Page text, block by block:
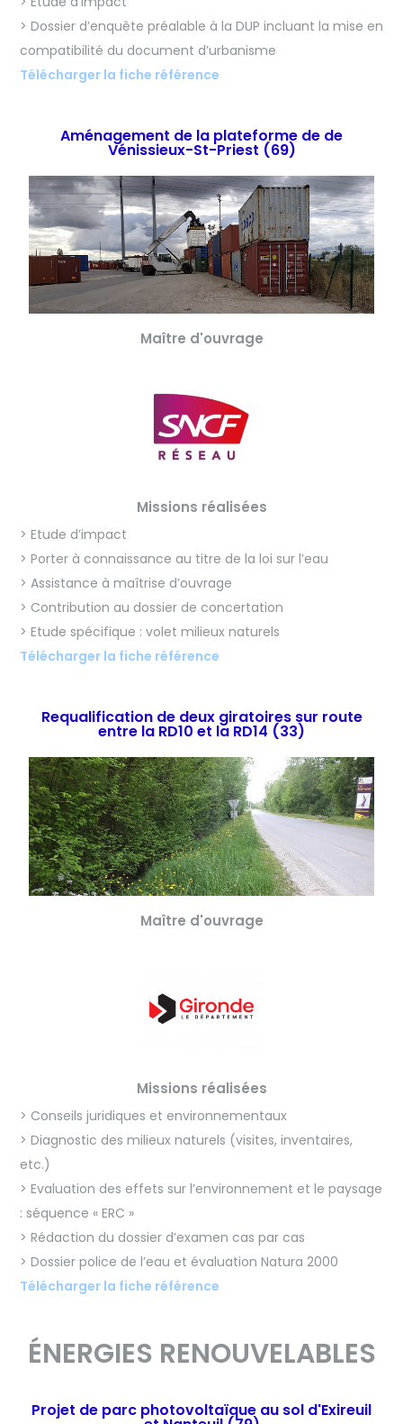
> Dossier d’enquête préalable à la DUP incluant la mise en
compatibilité du document d’urbanisme
Télécharger la fiche référence
Aménagement de la plateforme de de
Vénissieux-St-Priest (69)
Maître d'ouvrage
Missions réalisées
> Etude d’impact
> Porter à connaissance au titre de la loi sur l’eau
> Assistance à maîtrise d’ouvrage
> Contribution au dossier de concertation
> Etude spécifique : volet milieux naturels
Télécharger la fiche référence
Requalification de deux giratoires sur route
entre la RD10 et la RD14 (33)
Maître d'ouvrage
Missions réalisées
> Conseils juridiques et environnementaux
> Diagnostic des milieux naturels (visites, inventaires,
etc.)
> Evaluation des effets sur l’environnement et le paysage
: séquence « ERC »
> Rédaction du dossier d’examen cas par cas
> Dossier police de l’eau et évaluation Natura 2000
Télécharger la fiche référence
ÉNERGIES RENOUVELABLES
Projet de parc photovoltaïque au sol d'Exireuil